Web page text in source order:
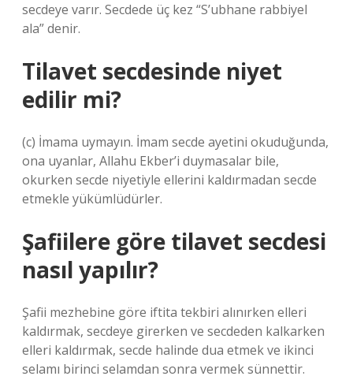
secdeye varır. Secdede üç kez “S’ubhane rabbiyel
ala” denir.
Tilavet secdesinde niyet
edilir mi?
(c) İmama uymayın. İmam secde ayetini okuduğunda,
ona uyanlar, Allahu Ekber’i duymasalar bile,
okurken secde niyetiyle ellerini kaldırmadan secde
etmekle yükümlüdürler.
Şafiilere göre tilavet secdesi
nasıl yapılır?
Şafii mezhebine göre iftita tekbiri alınırken elleri
kaldırmak, secdeye girerken ve secdeden kalkarken
elleri kaldırmak, secde halinde dua etmek ve ikinci
selamı birinci selamdan sonra vermek sünnettir.